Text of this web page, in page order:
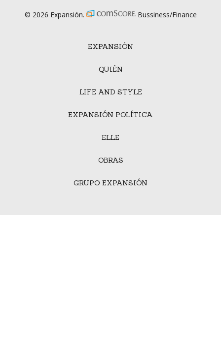
EXPANSIÓN
QUIÉN
LIFE AND STYLE
EXPANSIÓN POLÍTICA
ELLE
OBRAS
GRUPO EXPANSIÓN
© 2026 Expansión. Bussiness/Finance